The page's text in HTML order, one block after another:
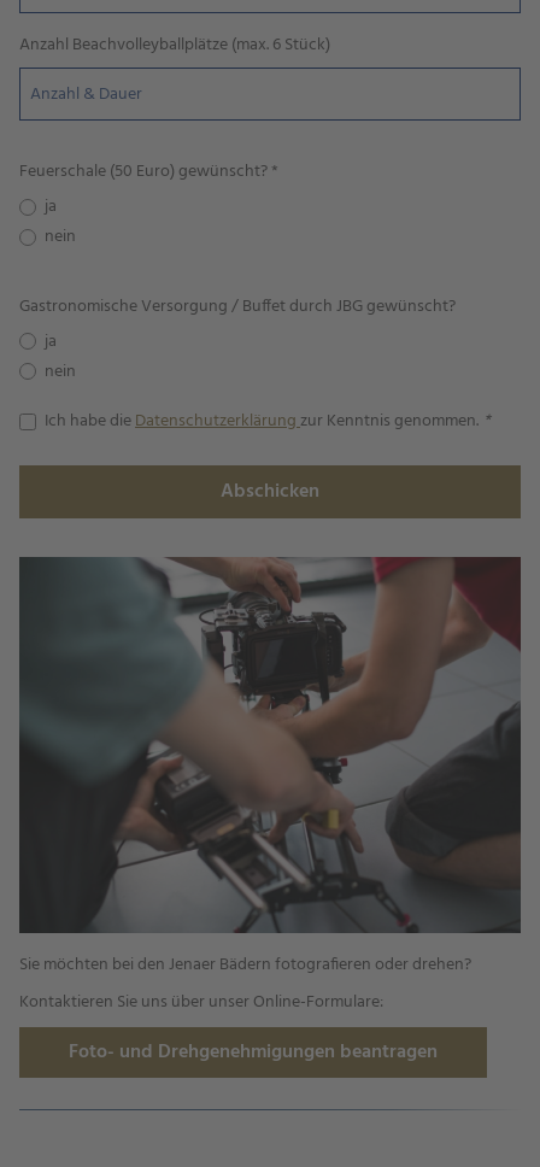
Anzahl Beachvolleyballplätze (max. 6 Stück)
Feuerschale (50 Euro) gewünscht?*
ja
nein
Gastronomische Versorgung / Buffet durch JBG gewünscht?
ja
nein
Ich habe dieDatenschutzerklärungzur Kenntnis genommen.
Abschicken
Sie möchten bei den Jenaer Bädern fotografieren oder drehen?
Kontaktieren Sie uns über unser Online-Formulare:
Foto- und Drehgenehmigungen beantragen